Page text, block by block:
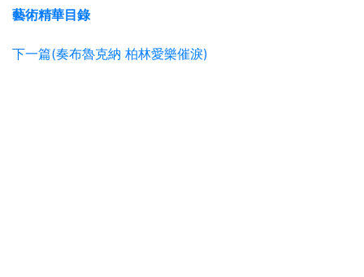
藝術精華目錄
下一篇(奏布魯克納 柏林愛樂催淚)